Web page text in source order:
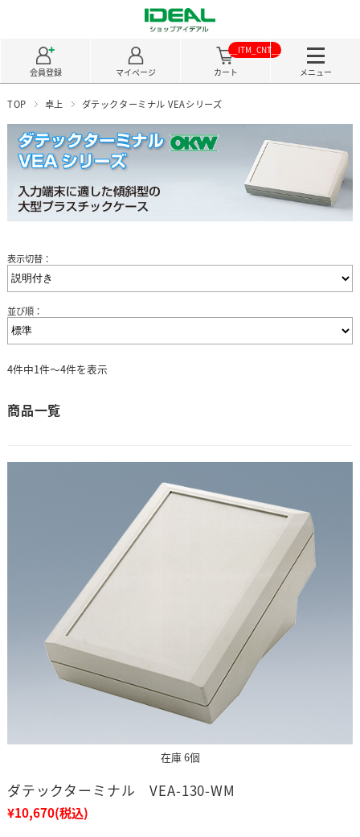
会員登録 マイページ カート
__ITM_CNT__
メニュー
TOP 卓上 ダテックターミナル VEAシリーズ
表示切替：
並び順：
4件中1件～4件を表示
商品一覧
在庫 6個
ダテックターミナル VEA-130-WM
¥10,670(税込)